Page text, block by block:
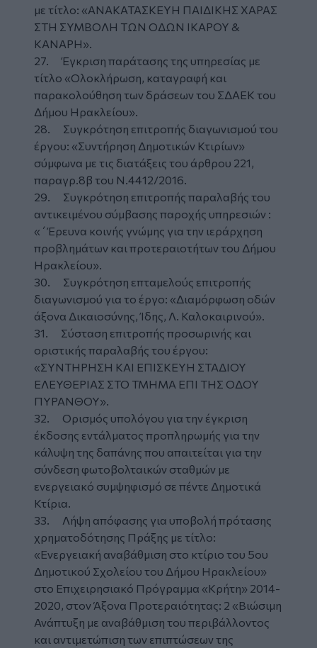
με τίτλο: «ΑΝΑΚΑΤΑΣΚΕΥΗ ΠΑΙΔΙΚΗΣ ΧΑΡΑΣ
ΣΤΗ ΣΥΜΒΟΛΗ ΤΩΝ ΟΔΩΝ ΙΚΑΡΟΥ &
ΚΑΝΑΡΗ».
27. Έγκριση παράτασης της υπηρεσίας με
τίτλο «Ολοκλήρωση, καταγραφή και
παρακολούθηση των δράσεων του ΣΔΑΕΚ του
Δήμου Ηρακλείου».
28. Συγκρότηση επιτροπής διαγωνισμού του
έργου: «Συντήρηση Δημοτικών Κτιρίων»
σύμφωνα με τις διατάξεις του άρθρου 221,
παραγρ.8β του Ν.4412/2016.
29. Συγκρότηση επιτροπής παραλαβής του
αντικειμένου σύμβασης παροχής υπηρεσιών :
«΄Έρευνα κοινής γνώμης για την ιεράρχηση
προβλημάτων και προτεραιοτήτων του Δήμου
Ηρακλείου».
30. Συγκρότηση επταμελούς επιτροπής
διαγωνισμού για το έργο: «Διαμόρφωση οδών
άξονα Δικαιοσύνης, Ίδης, Λ. Καλοκαιρινού».
31. Σύσταση επιτροπής προσωρινής και
οριστικής παραλαβής του έργου:
«ΣΥΝΤΗΡΗΣΗ ΚΑΙ ΕΠΙΣΚΕΥΗ ΣΤΑΔΙΟΥ
ΕΛΕΥΘΕΡΙΑΣ ΣΤΟ ΤΜΗΜΑ ΕΠΙ ΤΗΣ ΟΔΟΥ
ΠΥΡΑΝΘΟΥ».
32. Ορισμός υπολόγου για την έγκριση
έκδοσης εντάλματος προπληρωμής για την
κάλυψη της δαπάνης που απαιτείται για την
σύνδεση φωτοβολταικών σταθμών με
ενεργειακό συμψηφισμό σε πέντε Δημοτικά
Κτίρια.
33. Λήψη απόφασης για υποβολή πρότασης
χρηματοδότησης Πράξης με τίτλο:
«Ενεργειακή αναβάθμιση στο κτίριο του 5ου
Δημοτικού Σχολείου του Δήμου Ηρακλείου»
στο Επιχειρησιακό Πρόγραμμα «Κρήτη» 2014-
2020, στον Άξονα Προτεραιότητας: 2 «Βιώσιμη
Ανάπτυξη με αναβάθμιση του περιβάλλοντος
και αντιμετώπιση των επιπτώσεων της